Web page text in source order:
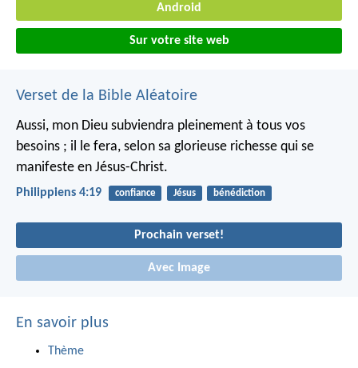
Android
Sur votre site web
Verset de la Bible Aléatoire
Aussi, mon Dieu subviendra pleinement à tous vos
besoins ; il le fera, selon sa glorieuse richesse qui se
manifeste en Jésus-Christ.
Philippiens 4:19 confiance Jésus bénédiction
Prochain verset!
Avec Image
En savoir plus
Thème